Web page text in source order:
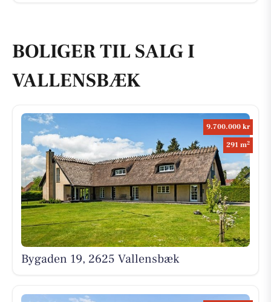
BOLIGER TIL SALG I
VALLENSBÆK
9.700.000 kr
291 m2
Bygaden 19, 2625 Vallensbæk